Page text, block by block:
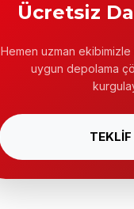
Ücretsiz
Hemen uzman
uygun depolama